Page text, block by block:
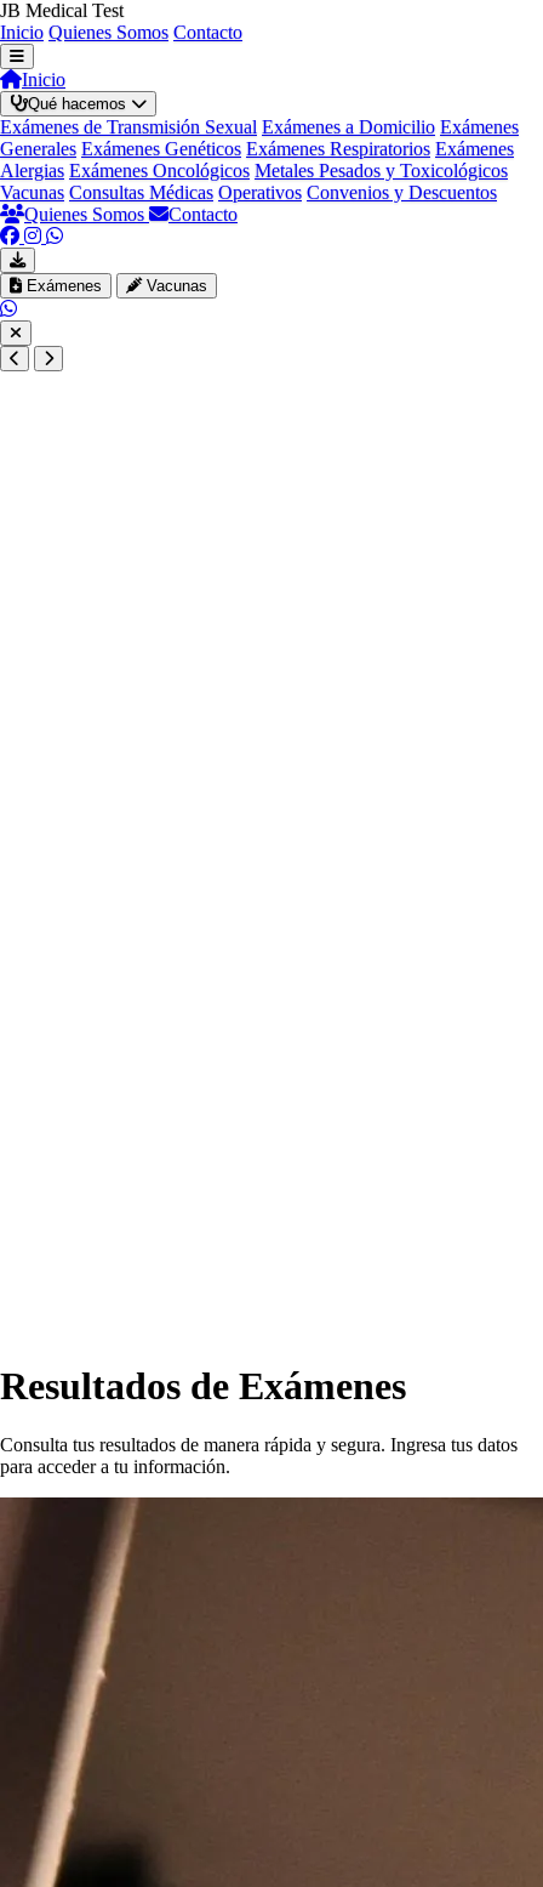
JB Medical Test
Inicio Quienes Somos Contacto
Inicio
Qué hacemos
Exámenes de Transmisión Sexual Exámenes a Domicilio Exámenes
Generales Exámenes Genéticos Exámenes Respiratorios Exámenes
Alergias Exámenes Oncológicos Metales Pesados y Toxicológicos
Vacunas Consultas Médicas Operativos Convenios y Descuentos
Quienes Somos
Contacto
Exámenes Vacunas
Resultados de Exámenes
Consulta tus resultados de manera rápida y segura. Ingresa tus datos
para acceder a tu información.